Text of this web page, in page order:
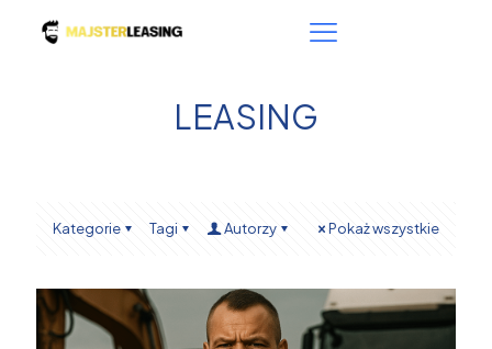
LEASING
Kategorie Tagi Autorzy Pokaż wszystkie